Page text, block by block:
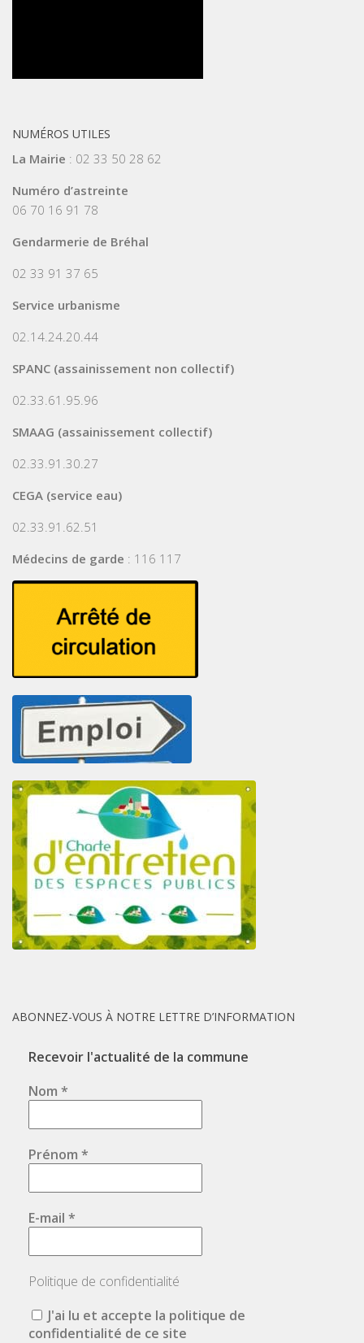
NUMÉROS UTILES
La Mairie : 02 33 50 28 62
Numéro d’astreinte
06 70 16 91 78
Gendarmerie de Bréhal
02 33 91 37 65
Service urbanisme
02.14.24.20.44
SPANC (assainissement non collectif)
02.33.61.95.96
SMAAG (assainissement collectif)
02.33.91.30.27
CEGA (service eau)
02.33.91.62.51
Médecins de garde : 116 117
ABONNEZ-VOUS À NOTRE LETTRE D’INFORMATION
Recevoir l'actualité de la commune
Nom *
Prénom *
E-mail *
Politique de confidentialité
J'ai lu et accepte la politique de
confidentialité de ce site